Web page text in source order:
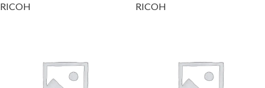
RICOH
RICOH